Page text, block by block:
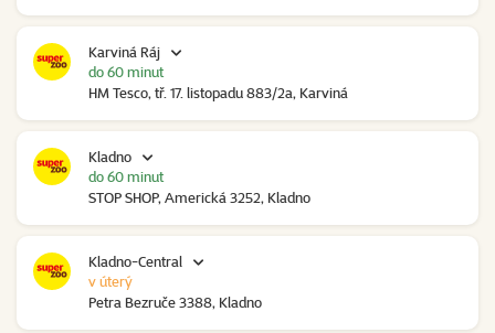
Karviná Ráj
HM Tesco, tř. 17. listopadu 883/2a, Karviná
do 60 minut
Kladno
STOP SHOP, Americká 3252, Kladno
do 60 minut
Kladno-Central
Petra Bezruče 3388, Kladno
v úterý